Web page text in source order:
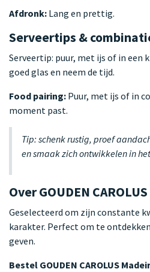
Afdronk: Lang en prettig.
Serveertips &
Serveertip: puur, met ijs of in een
goed glas en neem de tijd.
Food pairing: Puur, met ijs of in
moment past.
Tip: schenk rustig, proef
en smaak zich ontwikkelen in
Over GOUDEN CAROLUS
Geselecteerd om zijn constante
karakter. Perfect om te
geven.
Bestel GOUDEN CAROLUS